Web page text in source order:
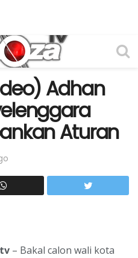
Adhan
Aturan
– Bakal calon wali kota